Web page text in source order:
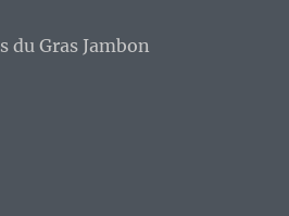
du Gras Jambon